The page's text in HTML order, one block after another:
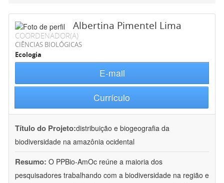
Albertina Pimentel Lima
COORDENADOR(A)
CIÊNCIAS BIOLÓGICAS
Ecologia
E-mail
Currículo
Título do Projeto:distribuição e biogeografia da
biodiversidade na amazônia ocidental
Resumo: O PPBio-AmOc reúne a maioria dos
pesquisadores trabalhando com a biodiversidade na região e